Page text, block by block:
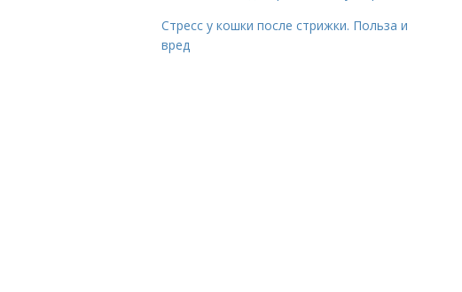
Стресс у кошки после стрижки. Польза и
вред